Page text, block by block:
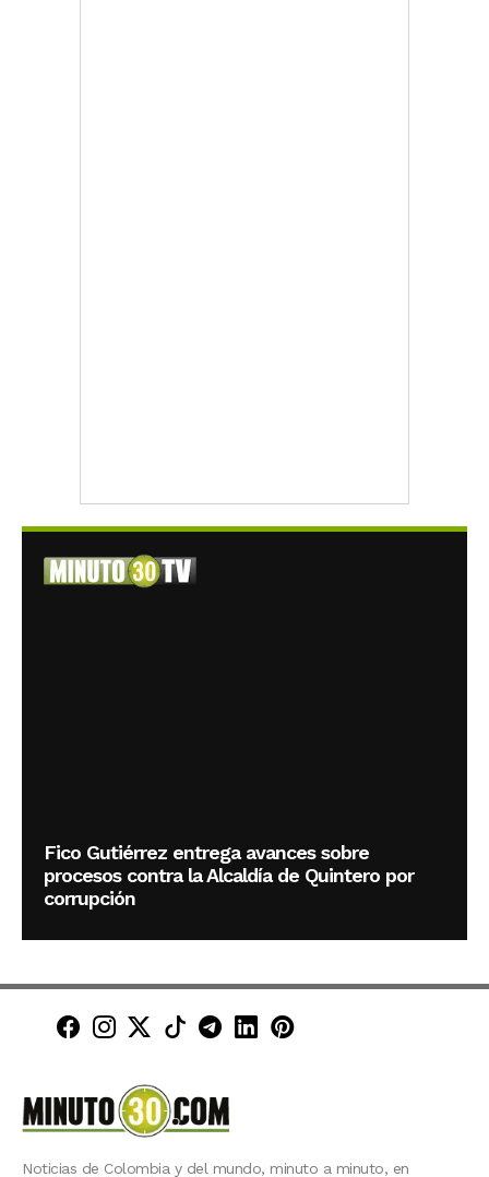
Fico Gutiérrez entrega avances sobre
procesos contra la Alcaldía de Quintero por
corrupción
Minuto30 en Facebook
Minuto30 en Instagram
Minuto30 en X (Twitter)
Minuto30 en TikTok
Canal de Minuto30 en
Minuto30 en LinkedIn
Minuto30 en
Noticias de Colombia y del mundo, minuto a minuto, en